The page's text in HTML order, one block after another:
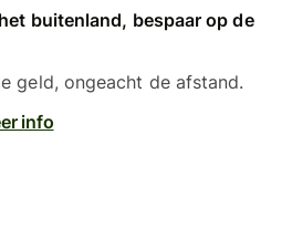
buitenland, bespaar op de
geld, ongeacht de afstand.
info